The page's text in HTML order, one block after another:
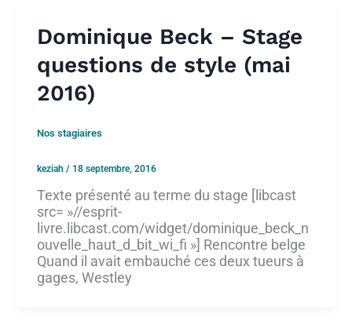
Dominique Beck – Stage
questions de style (mai
2016)
Nos stagiaires
keziah / 18 septembre, 2016
Texte présenté au terme du stage [libcast
src= »//esprit-
livre.libcast.com/widget/dominique_beck_n
ouvelle_haut_d_bit_wi_fi »] Rencontre belge
Quand il avait embauché ces deux tueurs à
gages, Westley